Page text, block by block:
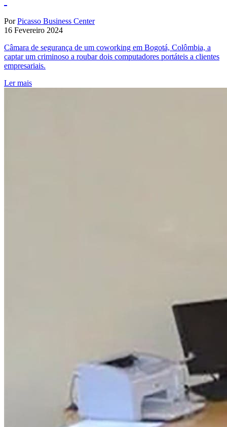
PorPicasso Business Center
16 Fevereiro 2024
Câmara de segurança de um coworking em Bogotá, Colômbia, a
captar um criminoso a roubar dois computadores portáteis a clientes
empresariais.
Ler mais